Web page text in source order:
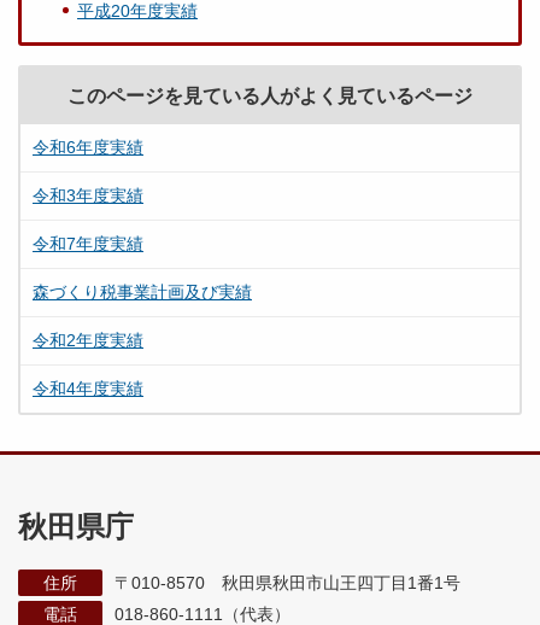
平成20年度実績
このページを見ている人がよく見ているページ
令和6年度実績
令和3年度実績
令和7年度実績
森づくり税事業計画及び実績
令和2年度実績
令和4年度実績
秋田県庁
住所
〒010-8570 秋田県秋田市山王四丁目1番1号
電話
018-860-1111（代表）